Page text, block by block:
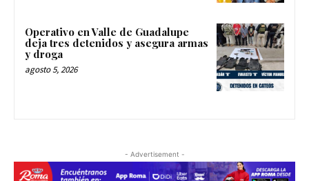
Operativo en Valle de Guadalupe
deja tres detenidos y asegura armas
y droga
agosto 5, 2026
- Advertisement -